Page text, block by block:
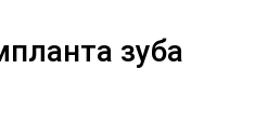
зуба